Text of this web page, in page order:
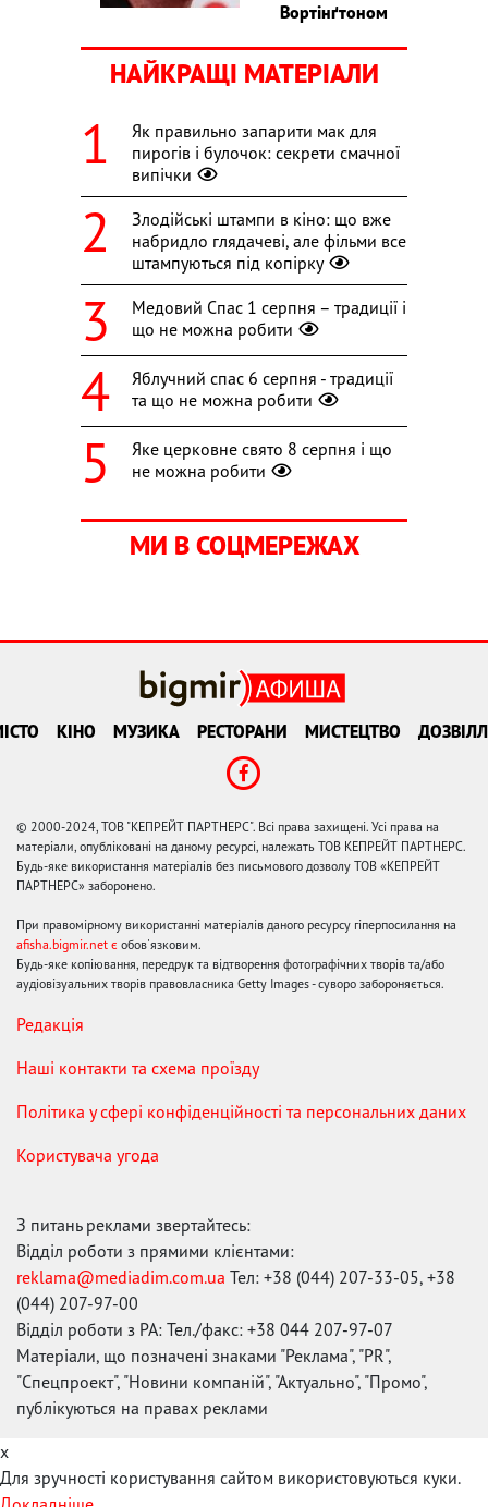
Вортінґтоном
НАЙКРАЩІ МАТЕРІАЛИ
Як правильно запарити мак для
пирогів і булочок: секрети смачної
випічки
Злодійські штампи в кіно: що вже
набридло глядачеві, але фільми все
штампуються під копірку
Медовий Спас 1 серпня – традиції і
що не можна робити
Яблучний спас 6 серпня - традиції
та що не можна робити
Яке церковне свято 8 серпня і що
не можна робити
МИ В СОЦМЕРЕЖАХ
КІНО МУЗИКА РЕСТОРАНИ МИСТЕЦТВО
© 2000-2024, ТОВ "КЕПРЕЙТ ПАРТНЕРС". Всі права захищені. Усі права на
матеріали, опубліковані на даному ресурсі, належать ТОВ КЕПРЕЙТ ПАРТНЕРС.
Будь-яке використання матеріалів без письмового дозволу ТОВ «КЕПРЕЙТ
ПАРТНЕРС» заборонено.
При правомірному використанні матеріалів даного ресурсу гіперпосилання на
afisha.bigmir.net є обов'язковим.
Будь-яке копіювання, передрук та відтворення фотографічних творів та/або
аудіовізуальних творів правовласника Getty Images - суворо забороняється.
Редакція
Наші контакти та схема проїзду
Політика у сфері конфіденційності та персональних даних
Користувача угода
З питань реклами звертайтесь:
Відділ роботи з прямими клієнтами:
reklama@mediadim.com.ua Тел: +38 (044) 207-33-05, +38
(044) 207-97-00
Відділ роботи з РА: Тел./факс: +38 044 207-97-07
Матеріали, що позначені знаками "Реклама", "PR",
"Спецпроект", "Новини компаній", "Актуально", "Промо",
публікуються на правах реклами
x
Для зручності користування сайтом використовуються куки.